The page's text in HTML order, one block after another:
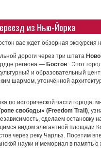
из Нью-Йорка
вас ждет обзорная экскурсия
дороги через три штата
региона — Бостон . Этот
и образовательный
шармом, утончённой
по исторической части города:
свободы» (Freedom Trail),
сделаем остановку
видом элегантной площади
через реку Чарльз. Посетим
науки и мемориал в память о